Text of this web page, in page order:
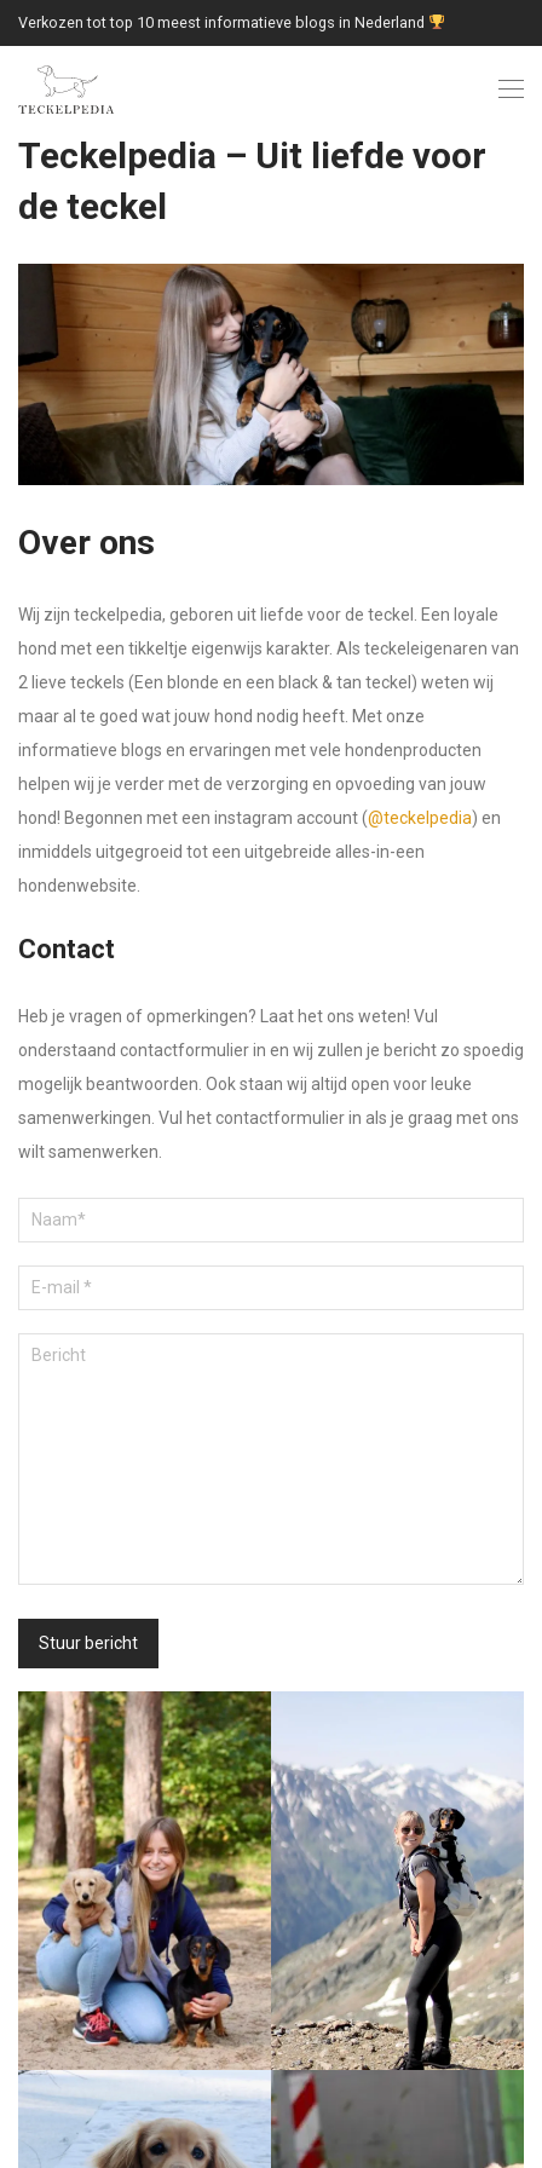
Verkozen tot top 10 meest informatieve blogs in Nederland
Teckelpedia – Uit liefde voor
de teckel
Over ons
Wij zijn teckelpedia, geboren uit liefde voor de teckel. Een loyale
hond met een tikkeltje eigenwijs karakter. Als teckeleigenaren van
2 lieve teckels (Een blonde en een black & tan teckel) weten wij
maar al te goed wat jouw hond nodig heeft. Met onze
informatieve blogs en ervaringen met vele hondenproducten
helpen wij je verder met de verzorging en opvoeding van jouw
hond! Begonnen met een instagram account (@teckelpedia) en
inmiddels uitgegroeid tot een uitgebreide alles-in-een
hondenwebsite.
Contact
Heb je vragen of opmerkingen? Laat het ons weten! Vul
onderstaand contactformulier in en wij zullen je bericht zo spoedig
mogelijk beantwoorden. Ook staan wij altijd open voor leuke
samenwerkingen. Vul het contactformulier in als je graag met ons
wilt samenwerken.